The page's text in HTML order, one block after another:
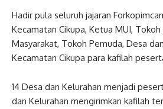
Hadir pula seluruh jajaran
Kecamatan Cikupa, Ketua MUI,
Masyarakat, Tokoh Pemuda, Desa
Kecamatan Cikupa para kafilah
14 Desa dan Kelurahan menjadi
dan Kelurahan mengirimkan kafilah